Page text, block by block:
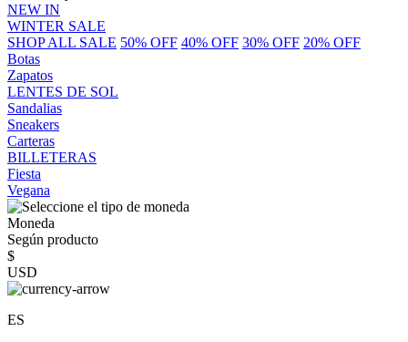
NEW IN
WINTER SALE
SHOP ALL SALE 50% OFF 40% OFF 30% OFF 20% OFF
Botas
Zapatos
LENTES DE SOL
Sandalias
Sneakers
Carteras
BILLETERAS
Fiesta
Vegana
Moneda
Según producto
$
USD
ES